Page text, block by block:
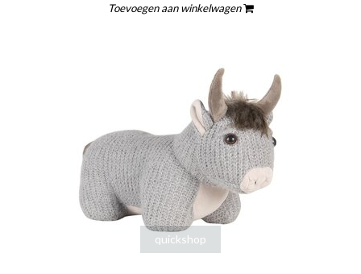
Toevoegen aan winkelwagen
quickshop